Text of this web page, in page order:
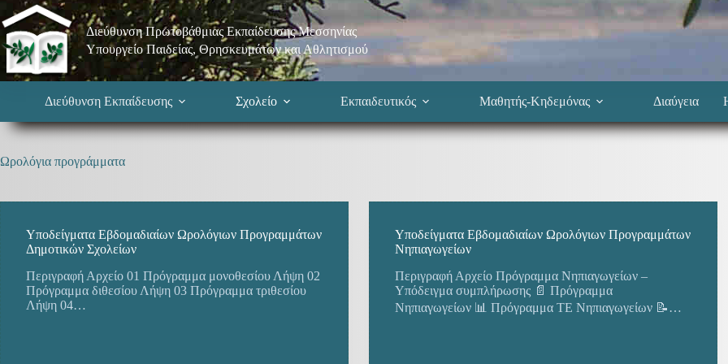
Μετάβαση
στο
περιεχόμενο
Διεύθυνση Πρωτοβάθμιας Εκπαίδευσης Μεσσηνίας
Υπουργείο Παιδείας, Θρησκευμάτων και Αθλητισμού
Διεύθυνση Εκπαίδευσης Σχολείο Εκπαιδευτικός Μαθητής-Κηδεμόνας Διαύγεια
Ωρολόγια προγράμματα
Υποδείγματα Εβδομαδιαίων Ωρολόγιων Προγραμμάτων
Δημοτικών Σχολείων
Περιγραφή Αρχείο 01 Πρόγραμμα μονοθεσίου Λήψη 02
Πρόγραμμα διθεσίου Λήψη 03 Πρόγραμμα τριθεσίου
Λήψη 04…
Υποδείγματα Εβδομαδιαίων Ωρολόγιων Προγραμμάτων
Νηπιαγωγείων
Περιγραφή Αρχείο Πρόγραμμα Νηπιαγωγείων –
Υπόδειγμα συμπλήρωσης 📄 Πρόγραμμα
Νηπιαγωγείων 📊 Πρόγραμμα ΤΕ Νηπιαγωγείων 📝…